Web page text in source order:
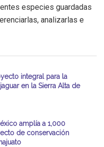
especies guardadas
analizarlas e
integral para la
en la Sierra Alta de
amplía a 1,000
de conservación